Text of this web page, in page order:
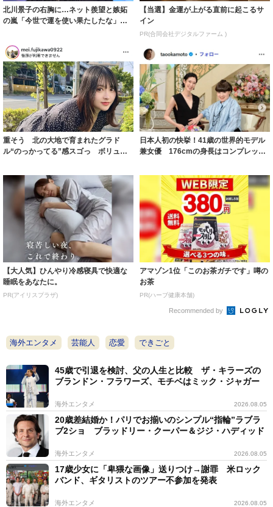
北川景子の右胸に…ネット羨望と嫉妬
の嵐「今世で運を使い果たしたな」
【当選】金運が上がる直前に起こるサ
イン
PR(合同会社デジタルファーム )
重そう 北の大地で育まれたグラド
ル“のっかってる”感スゴっ ボリュー
日本人初の快挙！41歳の世界的モデル
兼女優 176cmの身長はコンプレック
【大人気】ひんやり冷感寝具で快適な
睡眠をあなたに。
PR(アイリスプラザ)
アマゾン1位「このお茶ガチです」噂の
お茶
PR(ハーブ健康本舗)
Recommended by
海外エンタメ 芸能人 恋愛 できごと
45歳で引退を検討、父の人生と比較 ザ・キラーズの
ブランドン・フラワーズ、モチベはミック・ジャガー
海外エンタメ 2026.08.05
20歳差結婚か！パリでお揃いのシンプル“指輪”ラブラ
ブ2ショ ブラッドリー・クーパー＆ジジ・ハディッド
海外エンタメ 2026.08.05
17歳少女に「卑猥な画像」送りつけ→謝罪 米ロック
バンド、ギタリストのツアー不参加を発表
海外エンタメ 2026.08.05